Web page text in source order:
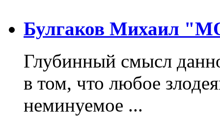
Булгаков Михаил
Глубинный смысл
в том, что любое
неминуемое ...